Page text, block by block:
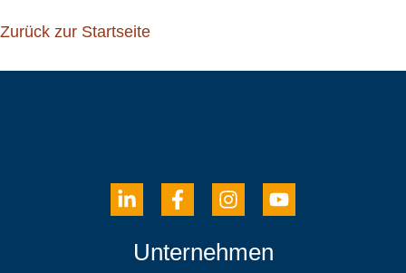
Zurück zur Startseite
Unternehmen